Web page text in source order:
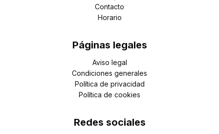
Contacto
Horario
Páginas legales
Aviso legal
Condiciones generales
Política de privacidad
Política de cookies
Redes sociales